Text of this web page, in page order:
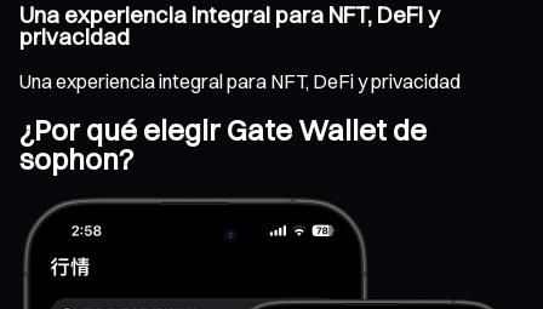
Una experiencia integral para NFT, DeFi y
privacidad
Una experiencia integral para NFT, DeFi y privacidad
¿Por qué elegir Gate Wallet de
sophon?